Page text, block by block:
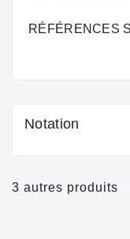
RÉFÉRENCES
Notation
3 autres produits